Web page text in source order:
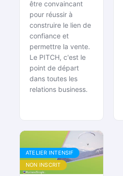
#36]
être convaincant
pour réussir à
construire le lien de
confiance et
permettre la vente.
Le PITCH, c'est le
point de départ
dans toutes les
relations business.
ATELIER INTENSIF
NON INSCRIT